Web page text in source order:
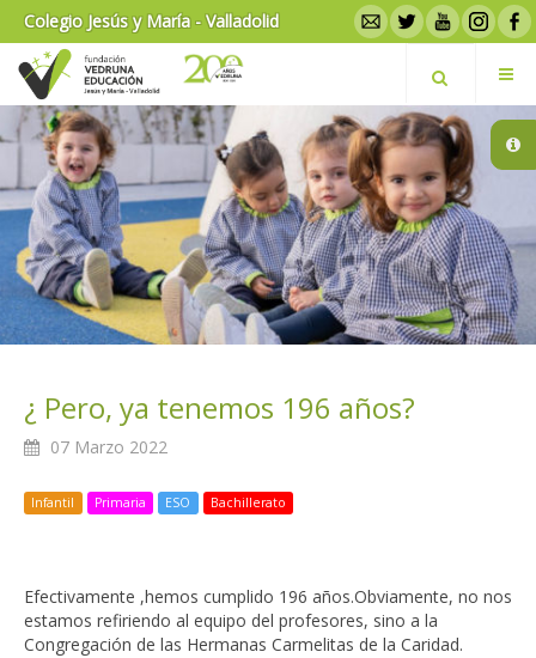
Colegio Jesús y María - Valladolid
¿ Pero, ya tenemos 196 años?
07 Marzo 2022
Infantil Primaria ESO Bachillerato
Efectivamente ,hemos cumplido 196 años.Obviamente, no nos
estamos refiriendo al equipo del profesores, sino a la
Congregación de las Hermanas Carmelitas de la Caridad.